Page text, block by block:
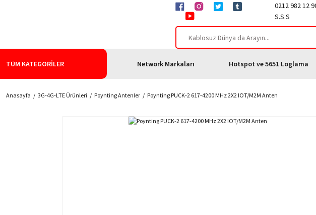
0212 982 12
S.S.S
TÜM KATEGORİLER Network Markaları Hotspot ve 5651 Loglama
Anasayfa 3G-4G-LTE Ürünleri Poynting Antenler Poynting PUCK-2 617-4200 MHz 2X2 IOT/M2M Anten